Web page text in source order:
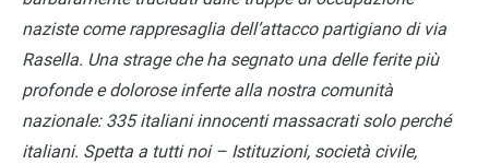
naziste come rappresaglia dell’attacco partigiano di via
Rasella. Una strage che ha segnato una delle ferite più
profonde e dolorose inferte alla nostra comunità
nazionale: 335 italiani innocenti massacrati solo perché
italiani. Spetta a tutti noi – Istituzioni, società civile,